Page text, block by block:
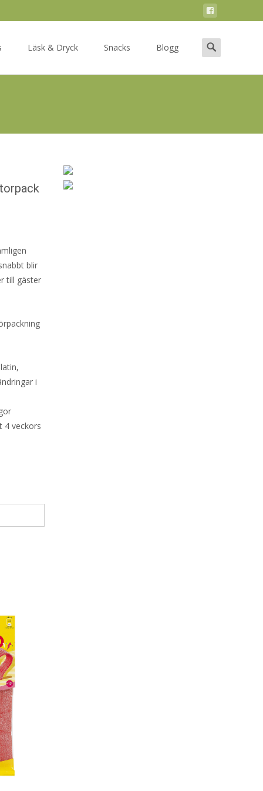
Läsk & Dryck Snacks Blogg
Search
for:
blir
till gäster
i
4 veckors